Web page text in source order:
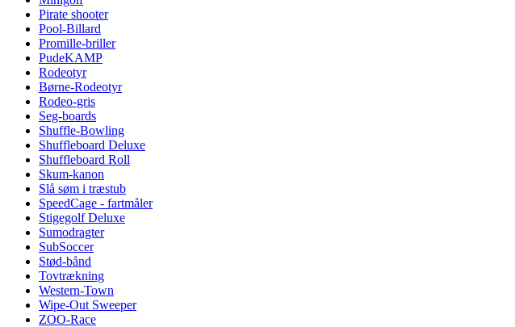
Pirate shooter
Pool-Billard
Promille-briller
PudeKAMP
Rodeotyr
Børne-Rodeotyr
Rodeo-gris
Seg-boards
Shuffle-Bowling
Shuffleboard Deluxe
Shuffleboard Roll
Skum-kanon
Slå søm i træstub
SpeedCage - fartmåler
Stigegolf Deluxe
Sumodragter
SubSoccer
Stød-bånd
Tovtrækning
Western-Town
Wipe-Out Sweeper
ZOO-Race